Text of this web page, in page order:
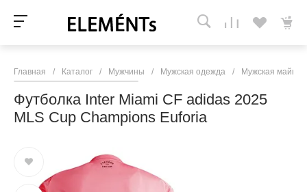
Главная / Каталог / Мужчины / Мужская одежда / Мужская майки,
Футболка Inter Miami CF adidas 2025
MLS Cup Champions Euforia